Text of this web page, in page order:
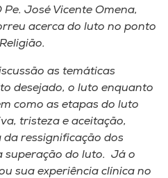
José Vicente Omena,
acerca do luto no ponto
as temáticas
desejado, o luto enquanto
como as etapas do luto
tristeza e aceitação,
ressignificação dos
superação do luto. Já o
sua experiência clínica no